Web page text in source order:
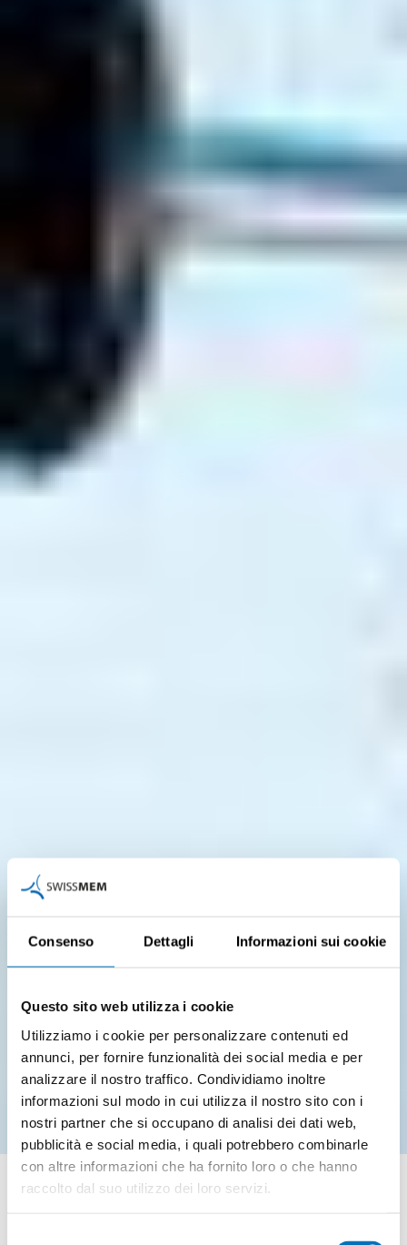
Consenso Dettagli Informazioni sui cookie
Questo sito web utilizza i cookie
Utilizziamo i cookie per personalizzare contenuti ed
annunci, per fornire funzionalità dei social media e per
analizzare il nostro traffico. Condividiamo inoltre
informazioni sul modo in cui utilizza il nostro sito con i
nostri partner che si occupano di analisi dei dati web,
pubblicità e social media, i quali potrebbero combinarle
con altre informazioni che ha fornito loro o che hanno
raccolto dal suo utilizzo dei loro servizi.
Conquistare
gli apprendisti